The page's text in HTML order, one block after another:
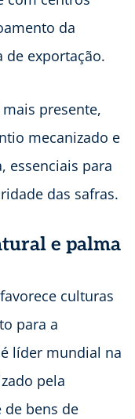
da
de exportação.
presente,
mecanizado e
essenciais para
das safras.
e palma
culturas
para a
líder mundial na
pela
bens de